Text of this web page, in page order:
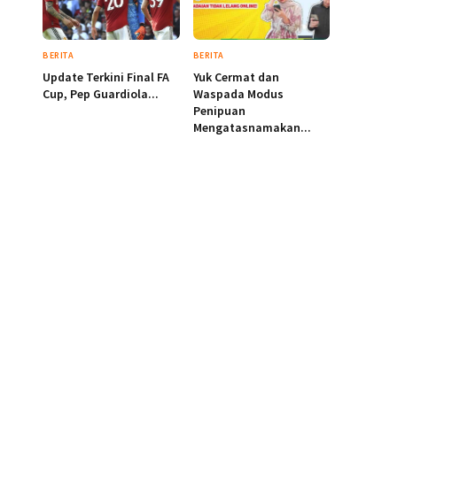
BERITA
Update Terkini Final FA
Cup, Pep Guardiola...
BERITA
Yuk Cermat dan
Waspada Modus
Penipuan
Mengatasnamakan...